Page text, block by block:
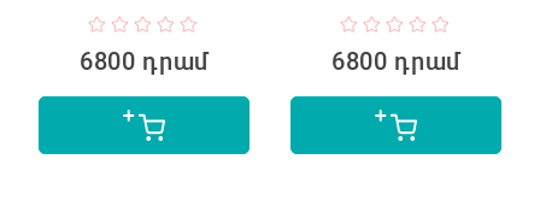
6800 դրամ 6800 դրամ